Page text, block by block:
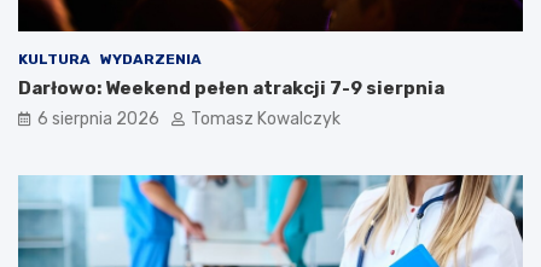
KULTURA WYDARZENIA
Darłowo: Weekend pełen atrakcji 7-9 sierpnia
6 sierpnia 2026 Tomasz Kowalczyk